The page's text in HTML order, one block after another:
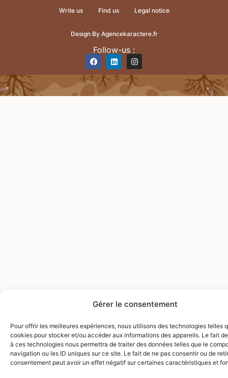
Gérer le consentement
Pour offrir les meilleures expériences, nous utilisons des technologies telles
cookies pour stocker et/ou accéder aux informations des appareils. Le fait
à ces technologies nous permettra de traiter des données telles que le
navigation ou les ID uniques sur ce site. Le fait de ne pas consentir ou de
consentement peut avoir un effet négatif sur certaines caractéristiques et
Write us Find us Legal notice
Design By Agencekaractere.fr
Follow-us :